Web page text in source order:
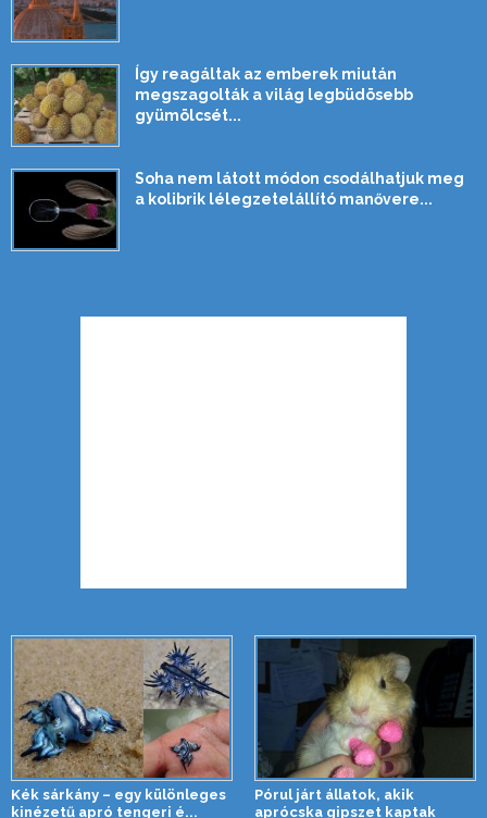
Így reagáltak az emberek miután
megszagolták a világ legbüdösebb
gyümölcsét...
Soha nem látott módon csodálhatjuk meg
a kolibrik lélegzetelállító manővere...
Kék sárkány – egy különleges
kinézetű apró tengeri é...
Pórul járt állatok, akik
aprócska gipszet kaptak